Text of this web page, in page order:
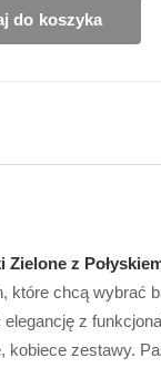
do koszyka
z
które chcą wybrać
z
kobiece zestawy.